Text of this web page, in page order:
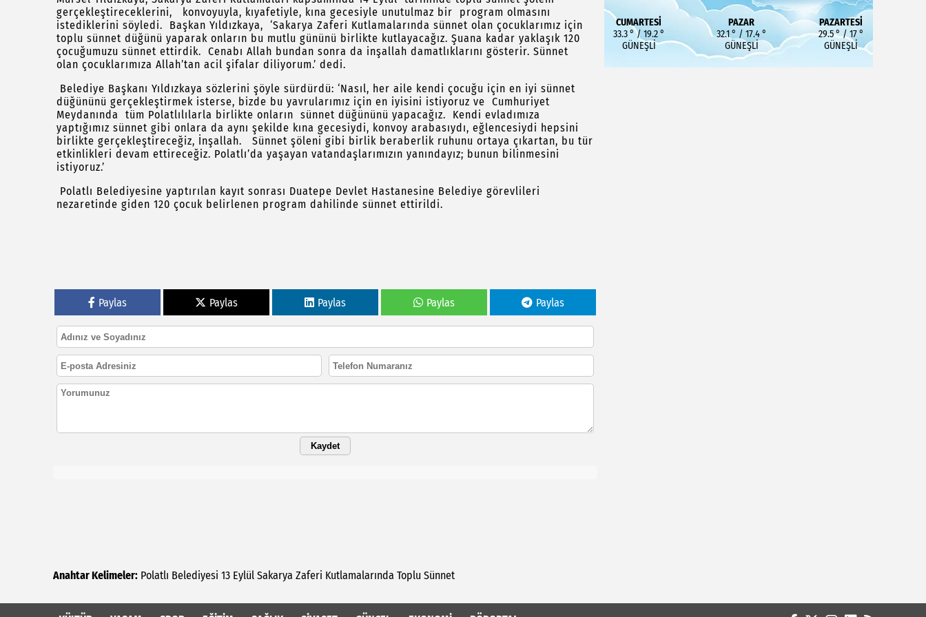
gerçekleştireceklerini, konvoyuyla, kıyafetiyle, kına gecesiyle unutulmaz bir program olmasını
istediklerini söyledi. Başkan Yıldızkaya, ‘Sakarya Zaferi Kutlamalarında sünnet olan çocuklarımız için
toplu sünnet düğünü yaparak onların bu mutlu gününü birlikte kutlayacağız. Şuana kadar yaklaşık 120
çocuğumuzu sünnet ettirdik. Cenabı Allah bundan sonra da inşallah damatlıklarını gösterir. Sünnet
olan çocuklarımıza Allah’tan acil şifalar diliyorum.’ dedi.
Belediye Başkanı Yıldızkaya sözlerini şöyle sürdürdü: ‘Nasıl, her aile kendi çocuğu için en iyi sünnet
düğününü gerçekleştirmek isterse, bizde bu yavrularımız için en iyisini istiyoruz ve Cumhuriyet
Meydanında tüm Polatlılılarla birlikte onların sünnet düğününü yapacağız. Kendi evladımıza
yaptığımız sünnet gibi onlara da aynı şekilde kına gecesiydi, konvoy arabasıydı, eğlencesiydi hepsini
birlikte gerçekleştireceğiz, İnşallah. Sünnet şöleni gibi birlik beraberlik ruhunu ortaya çıkartan, bu tür
etkinlikleri devam ettireceğiz. Polatlı’da yaşayan vatandaşlarımızın yanındayız; bunun bilinmesini
istiyoruz.’
Polatlı Belediyesine yaptırılan kayıt sonrası Duatepe Devlet Hastanesine Belediye görevlileri
nezaretinde giden 120 çocuk belirlenen program dahilinde sünnet ettirildi.
Paylas Paylas Paylas Paylas Paylas
Kaydet
Anahtar Kelimeler: Polatlı Belediyesi 13 Eylül Sakarya Zaferi Kutlamalarında Toplu Sünnet
CUMARTESI
33.3 ° / 19.2 °
GÜNEŞLI
PAZAR
32.1 ° / 17.4 °
GÜNEŞLI
PAZARTESI
29.5 ° / 17 °
GÜNEŞLI